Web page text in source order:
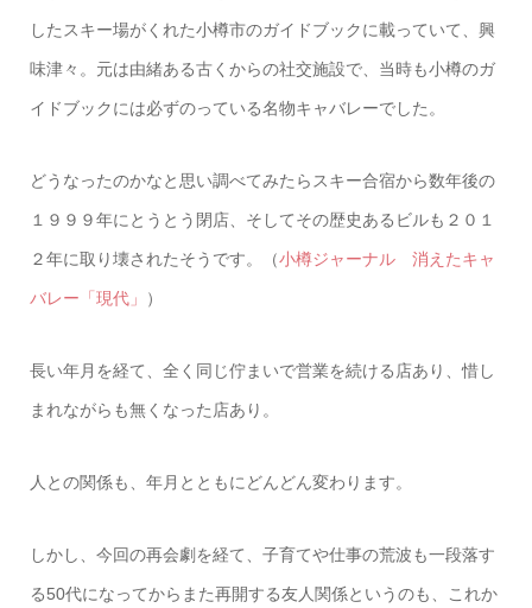
したスキー場がくれた小樽市のガイドブックに載っていて、興
味津々。元は由緒ある古くからの社交施設で、当時も小樽のガ
イドブックには必ずのっている名物キャバレーでした。
どうなったのかなと思い調べてみたらスキー合宿から数年後の
１９９９年にとうとう閉店、そしてその歴史あるビルも２０１
２年に取り壊されたそうです。（小樽ジャーナル 消えたキャ
バレー「現代」 ）
長い年月を経て、全く同じ佇まいで営業を続ける店あり、惜し
まれながらも無くなった店あり。
人との関係も、年月とともにどんどん変わります。
しかし、今回の再会劇を経て、子育てや仕事の荒波も一段落す
る50代になってからまた再開する友人関係というのも、これか